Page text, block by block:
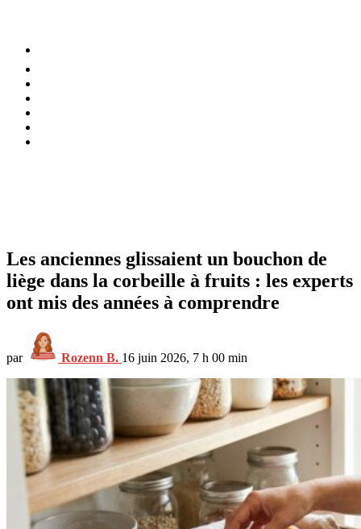
Les anciennes glissaient un bouchon de
liège dans la corbeille à fruits : les experts
ont mis des années à comprendre
par Rozenn B. 16 juin 2026, 7 h 00 min